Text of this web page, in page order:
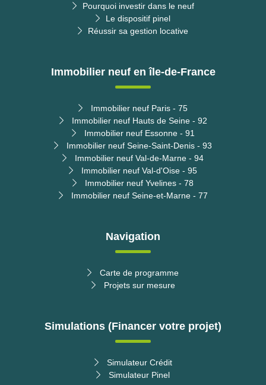
Pourquoi investir dans le neuf
Le dispositif pinel
Réussir sa gestion locative
Immobilier neuf en île-de-France
Immobilier neuf Paris - 75
Immobilier neuf Hauts de Seine - 92
Immobilier neuf Essonne - 91
Immobilier neuf Seine-Saint-Denis - 93
Immobilier neuf Val-de-Marne - 94
Immobilier neuf Val-d'Oise - 95
Immobilier neuf Yvelines - 78
Immobilier neuf Seine-et-Marne - 77
Navigation
Carte de programme
Projets sur mesure
Simulations (Financer votre projet)
Simulateur Crédit
Simulateur Pinel